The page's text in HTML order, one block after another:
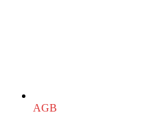
AGB